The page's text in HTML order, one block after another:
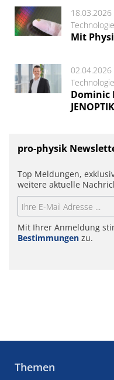
18.03.2026
Technologie
Mit
02.04.2026
Technologie
Dominic
JENOPTIK
pro-physik
Top Meldungen,
weitere aktuelle
Mit Ihrer Anmeldung
Bestimmungen zu.
Themen